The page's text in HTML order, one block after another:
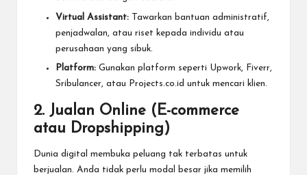
Virtual Assistant: Tawarkan bantuan administratif,
penjadwalan, atau riset kepada individu atau
perusahaan yang sibuk.
Platform: Gunakan platform seperti Upwork, Fiverr,
Sribulancer, atau Projects.co.id untuk mencari klien.
2. Jualan Online (E-commerce
atau Dropshipping)
Dunia digital membuka peluang tak terbatas untuk
berjualan. Anda tidak perlu modal besar jika memilih